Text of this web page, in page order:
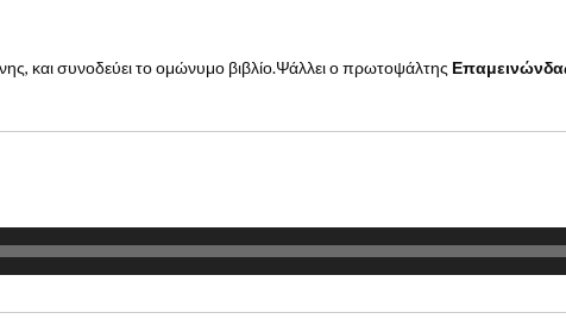
και συνοδεύει το ομώνυμο βιβλίο.Ψάλλει ο πρωτοψάλτης